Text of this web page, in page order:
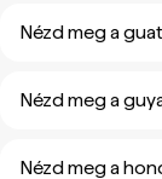
Nézd meg a
Nézd meg a
Nézd meg a